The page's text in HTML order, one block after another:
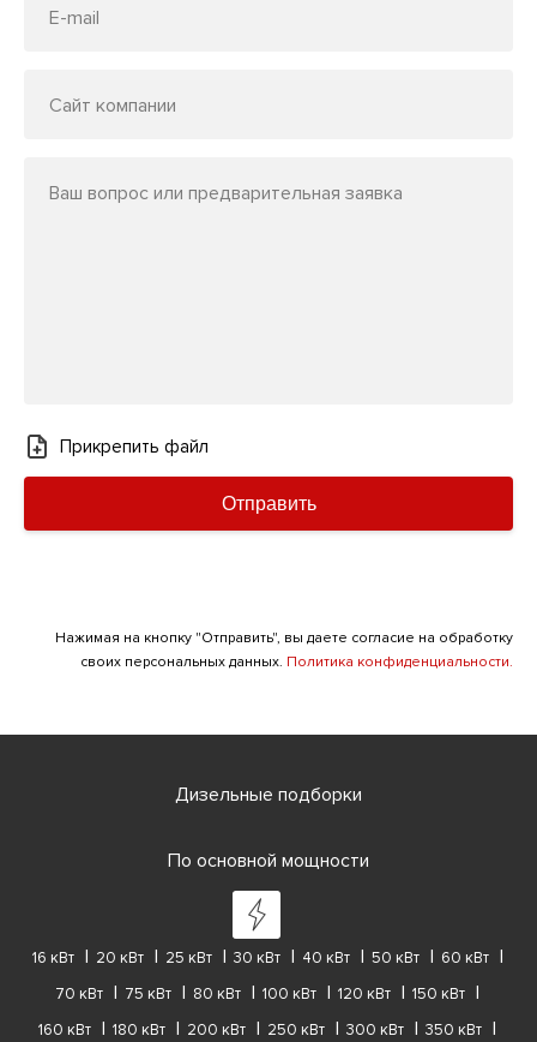
E-mail
Сайт компании
Ваш вопрос или предварительная заявка
Прикрепить файл
Отправить
Нажимая на кнопку "Отправить", вы даете согласие на обработку
своих персональных данных. Политика конфиденциальности.
Дизельные подборки
По основной мощности
16 кВт 20 кВт 25 кВт 30 кВт 40 кВт 50 кВт
60 кВт
70 кВт
75 кВт 80 кВт 100 кВт 120 кВт
150 кВт
160 кВт
180 кВт 200 кВт 250 кВт 300 кВт
350 кВт